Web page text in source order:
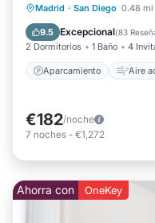
Madrid · San Diego 0.48 mi
9.5 Excepcional(83
2 Dormitorios 1 Baño 4
Aparcamiento Aire
Aparcamiento
Internet
€182/noche
7 noches - €1,272
Ahorra con OneKey